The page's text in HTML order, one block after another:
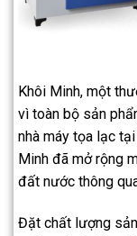
Khôi Minh, một
vì toàn bộ sản
nhà máy tọa lạc
Minh đã mở rộng
đất nước thông
Đặt chất lượng